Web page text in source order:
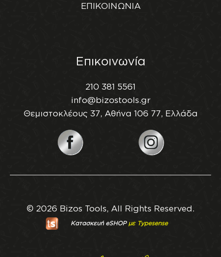
ΕΠΙΚΟΙΝΩΝΙΑ
Επικοινωνία
210 381 5561
info@bizostools.gr
Θεμιστοκλέους 37, Αθήνα 106 77, Ελλάδα
© 2026 Bizos Tools, All Rights Reserved.
Κατασκευή eSHOPμε Typesense